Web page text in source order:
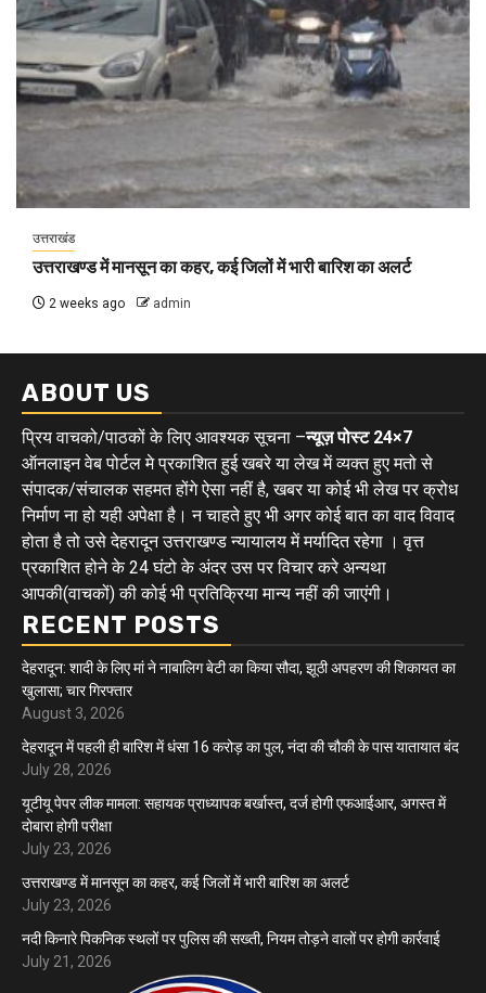
उत्तराखंड
उत्तराखण्ड में मानसून का कहर, कई जिलों में भारी बारिश का अलर्ट
2 weeks ago admin
ABOUT US
प्रिय वाचको/पाठकों के लिए आवश्यक सूचना –न्यूज़ पोस्ट 24×7
ऑनलाइन वेब पोर्टल मे प्रकाशित हुई खबरे या लेख में व्यक्त हुए मतो से
संपादक/संचालक सहमत होंगे ऐसा नहीं है, खबर या कोई भी लेख पर क्रोध
निर्माण ना हो यही अपेक्षा है। न चाहते हुए भी अगर कोई बात का वाद विवाद
होता है तो उसे देहरादून उत्तराखण्ड न्यायालय में मर्यादित रहेगा । वृत्त
प्रकाशित होने के 24 घंटो के अंदर उस पर विचार करे अन्यथा
आपकी(वाचकों) की कोई भी प्रतिक्रिया मान्य नहीं की जाएंगी।
RECENT POSTS
देहरादून: शादी के लिए मां ने नाबालिग बेटी का किया सौदा, झूठी अपहरण की शिकायत का
खुलासा; चार गिरफ्तार
August 3, 2026
देहरादून में पहली ही बारिश में धंसा 16 करोड़ का पुल, नंदा की चौकी के पास यातायात बंद
July 28, 2026
यूटीयू पेपर लीक मामला: सहायक प्राध्यापक बर्खास्त, दर्ज होगी एफआईआर, अगस्त में
दोबारा होगी परीक्षा
July 23, 2026
उत्तराखण्ड में मानसून का कहर, कई जिलों में भारी बारिश का अलर्ट
July 23, 2026
नदी किनारे पिकनिक स्थलों पर पुलिस की सख्ती, नियम तोड़ने वालों पर होगी कार्रवाई
July 21, 2026